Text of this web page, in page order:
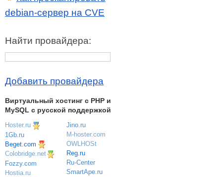
debian-сервер на CVE
Найти провайдера:
Добавить провайдера
Виртуальный хостинг c PHP и
MySQL с русской поддержкой
Hoster.ru
1Gb.ru
Beget.com
Colobridge.net
Fozzy.com
Hostia.ru
Jino.ru
M-hoster.com
OWLHOSt
Reg.ru
Ru-Center
SmartApe.ru